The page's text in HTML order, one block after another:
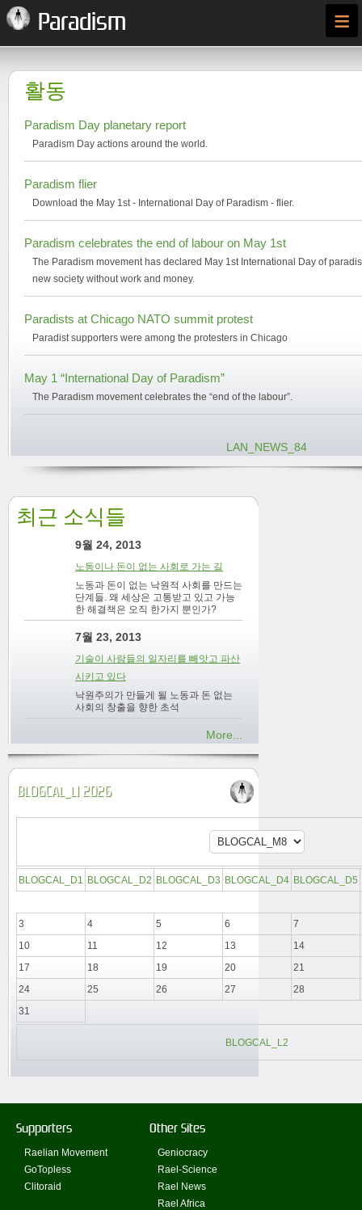
Paradism ≡
활동
Paradism Day planetary report
Paradism Day actions around the world.
Paradism flier
Download the May 1st - International Day of Paradism - flier.
Paradism celebrates the end of labour on May 1st
The Paradism movement has declared May 1st International Day of
new society without work and money.
Paradists at Chicago NATO summit protest
Paradist supporters were among the protesters in Chicago
May 1 “International Day of Paradism”
The Paradism movement celebrates the “end of the labour”.
LAN_NEWS_84
최근 소식들
9월 24, 2013
노동이나 돈이 없는 사회로 가는 길
노동과 돈이 없는 낙원적 사회를 만드는
단계들. 왜 세상은 고통받고 있고 가능
한 해결책은 오직 한가지 뿐인가?
7월 23, 2013
기술이 사람들의 일자리를 빼앗고 파산
시키고 있다
낙원주의가 만들게 될 노동과 돈 없는
사회의 창출을 향한 초석
More...
BLOGCAL_L1 2026
BLOGCAL_D1 BLOGCAL_D2 BLOGCAL_D3 BLOGCAL_D4 BLOGCAL_D5
3 4 5 6
7
10
11 12 13
14
17
18 19 20
21
24
25 26 27
28
31
BLOGCAL_L2
Supporters
Raelian Movement
GoTopless
Clitoraid
Other Sites
Geniocracy
Rael-Science
Rael News
Rael Africa